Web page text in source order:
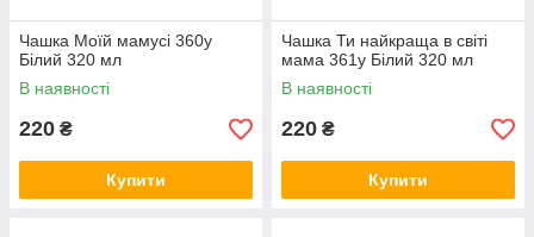
Чашка Моїй мамусі 360у
Білий 320 мл
В наявності
220 ₴
Купити
Чашка Ти найкраща в світі
мама 361у Білий 320 мл
В наявності
220 ₴
Купити